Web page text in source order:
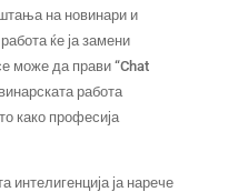
на новинари и
ќе ја замени
може да прави “Chat
работа
како професија
интелигенција ја нарече